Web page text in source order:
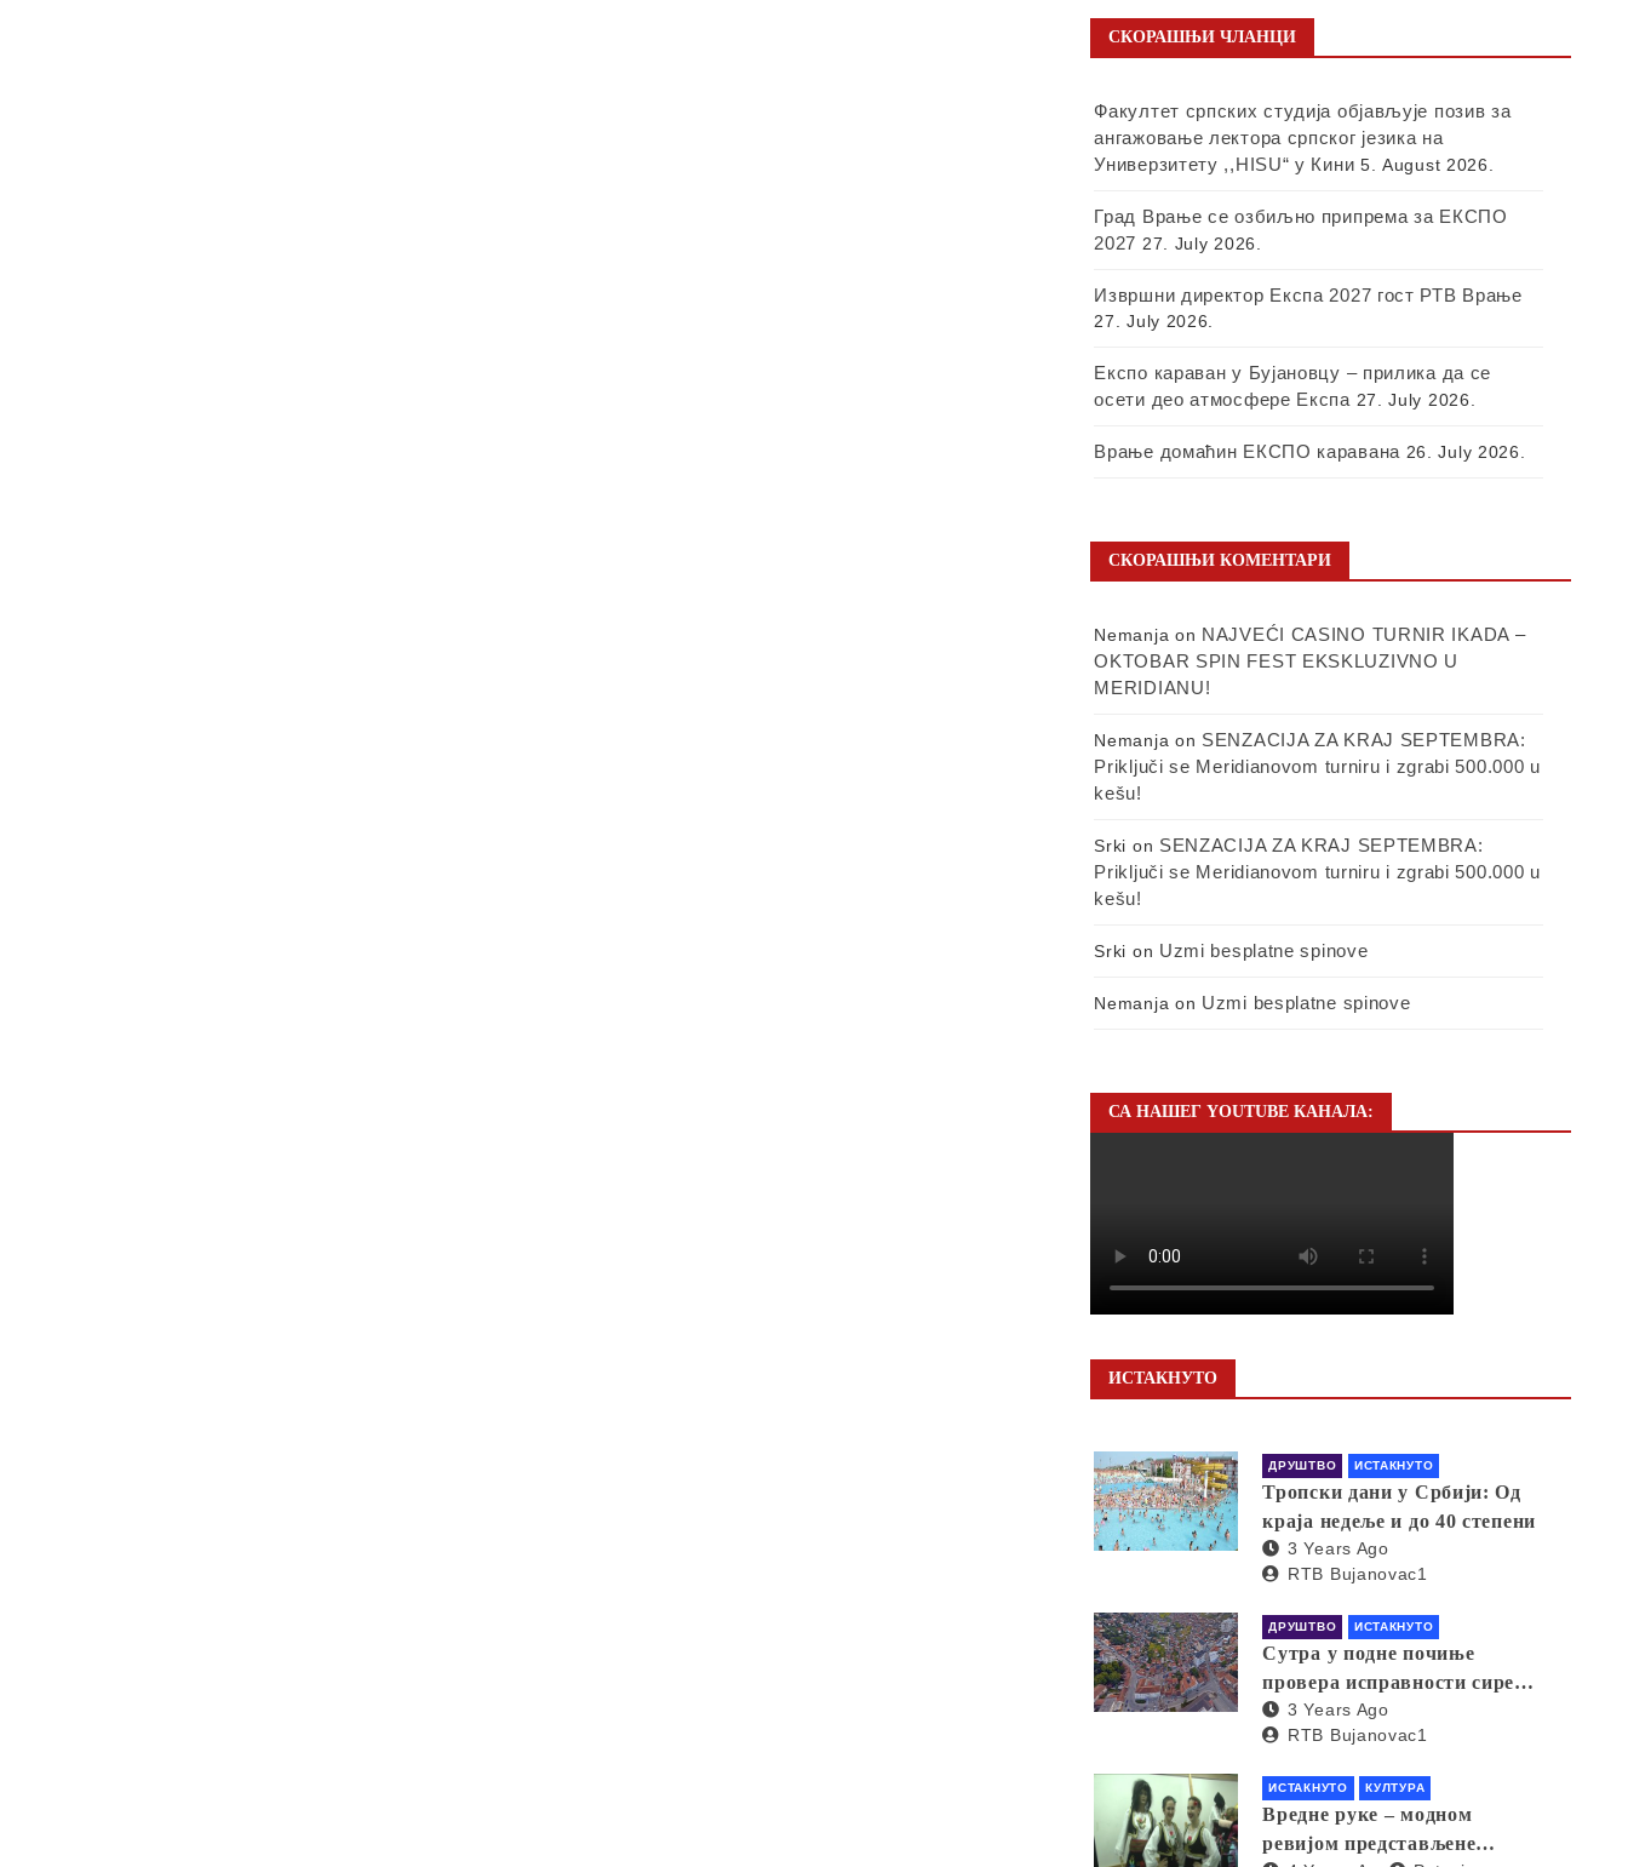
СКОРАШЊИ ЧЛАНЦИ
Факултет српских студија објављује позив за
ангажовање лектора српског језика на
Универзитету ,,HISU“ у Кини 5. August 2026.
Град Врање се озбиљно припрема за ЕКСПО
2027 27. July 2026.
Извршни директор Експа 2027 гост РТВ Врање
27. July 2026.
Експо караван у Бујановцу – прилика да се
осети део атмосфере Експа 27. July 2026.
Врање домаћин ЕКСПО каравана 26. July 2026.
СКОРАШЊИ КОМЕНТАРИ
Nemanja on NAJVEĆI CASINO TURNIR IKADA –
OKTOBAR SPIN FEST EKSKLUZIVNO U
MERIDIANU!
Nemanja on SENZACIJA ZA KRAJ SEPTEMBRA:
Priključi se Meridianovom turniru i zgrabi 500.000 u
kešu!
Srki on SENZACIJA ZA KRAJ SEPTEMBRA:
Priključi se Meridianovom turniru i zgrabi 500.000 u
kešu!
Srki on Uzmi besplatne spinove
Nemanja on Uzmi besplatne spinove
СА НАШЕГ YOUTUBE КАНАЛА:
ИСТАКНУТО
ДРУШТВО ИСТАКНУТО
Тропски дани у Србији: Од
краја недеље и до 40 степени
3 Years Ago
RTB Bujanovac1
ДРУШТВО ИСТАКНУТО
Сутра у подне почиње
провера исправности сирена
за узбуњивање
3 Years Ago
RTB Bujanovac1
ИСТАКНУТО КУЛТУРА
Вредне руке – модном
ревијом представљене